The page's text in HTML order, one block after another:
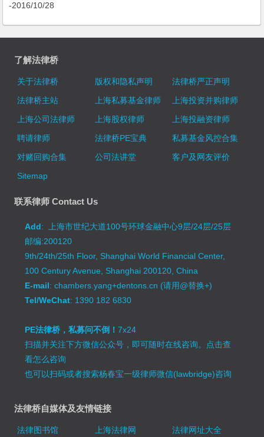
-2016/10/28
了解法律桥
关于法律桥 版权和隐私声明
法律桥严正声明
法律桥主站
上海私募基金律师
上海投资并购律师
上海公司法律师
上海股权律师
上海投融资律师
聘请律师
法律桥PE宝典
私募基金风控合集
对赌回购合集
公司法讲堂
客户及网友评价
Sitemap
联系律师 Contact Us
Add: 上海市世纪大道100号环球金融中心9层/24层/25层
邮编:200120
9th/24th/25th Floor, Shanghai World Financial Center,
100 Century Avenue, Shanghai 200120, China
E-mail: chambers.yang+dentons.cn (请用@替换+)
Tel/WeChat: 1390 182 6830
PE法律桥，私募问不倒！7x24
扫描并关注下方微信公众号，即可随时在线咨询。 点击查
看怎么咨询
也可以扫码或者搜索杨春宝一级律师微信(lawbridge)咨询
法律桥自媒体及友情链接
法律图书馆 上海法律网
法律网址大全